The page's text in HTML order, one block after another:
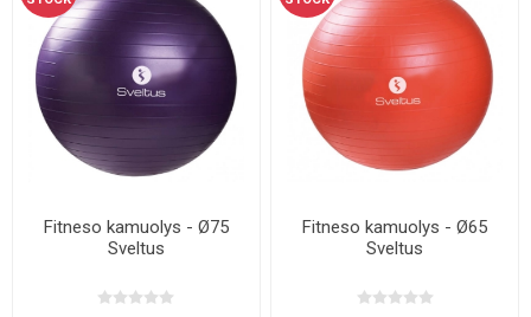
Fitneso kamuolys - Ø75
Sveltus
Fitneso kamuolys - Ø65
Sveltus